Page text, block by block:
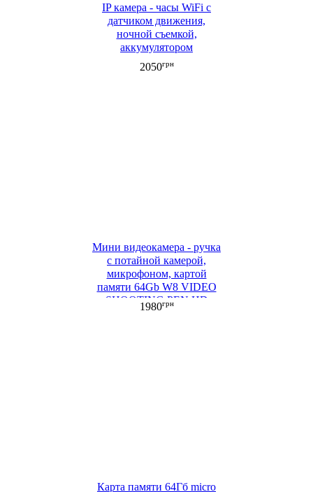
IP камера - часы WiFi с
датчиком движения,
ночной съемкой,
аккумулятором
2050грн
Мини видеокамера - ручка
с потайной камерой,
микрофоном, картой
памяти 64Gb W8 VIDEO
SHOOTING PEN HD
1080P
1980грн
Карта памяти 64Гб micro